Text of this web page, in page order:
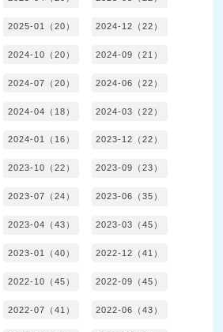
2025-01（20） 2024-12（22）
2024-10（20） 2024-09（21）
2024-07（20） 2024-06（22）
2024-04（18） 2024-03（22）
2024-01（16） 2023-12（22）
2023-10（22） 2023-09（23）
2023-07（24） 2023-06（35）
2023-04（43） 2023-03（45）
2023-01（40） 2022-12（41）
2022-10（45） 2022-09（45）
2022-07（41） 2022-06（43）